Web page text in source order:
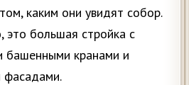
каким они увидят собор.
это большая стройка с
башенными кранами и
фасадами.